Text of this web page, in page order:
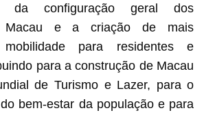
da configuração geral dos
Macau e a criação de mais
para residentes e
para a construção de Macau
de Turismo e Lazer, para o
bem-estar da população e para